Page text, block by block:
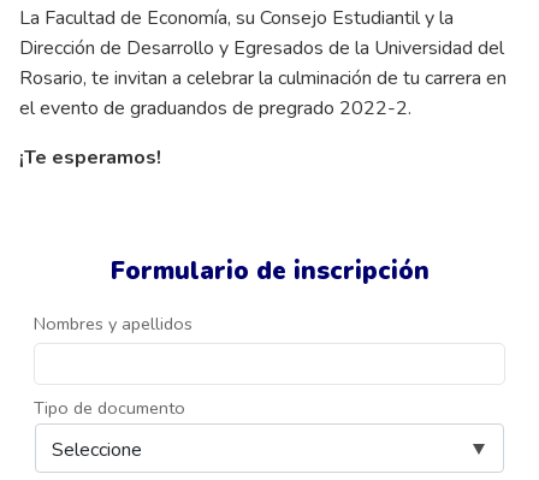
Formulario de inscripción
Nombres y apellidos
Tipo de documento
La Facultad de Economía, su Consejo Estudiantil y la
Dirección de Desarrollo y Egresados de la Universidad del
Rosario, te invitan a celebrar la culminación de tu carrera en
el evento de graduandos de pregrado 2022-2.
¡Te esperamos!